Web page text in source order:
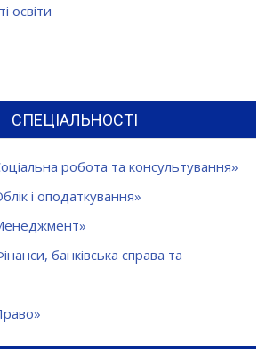
освіти
СПЕЦІАЛЬНОСТІ
робота та консультування»
і оподаткування»
банківська справа та